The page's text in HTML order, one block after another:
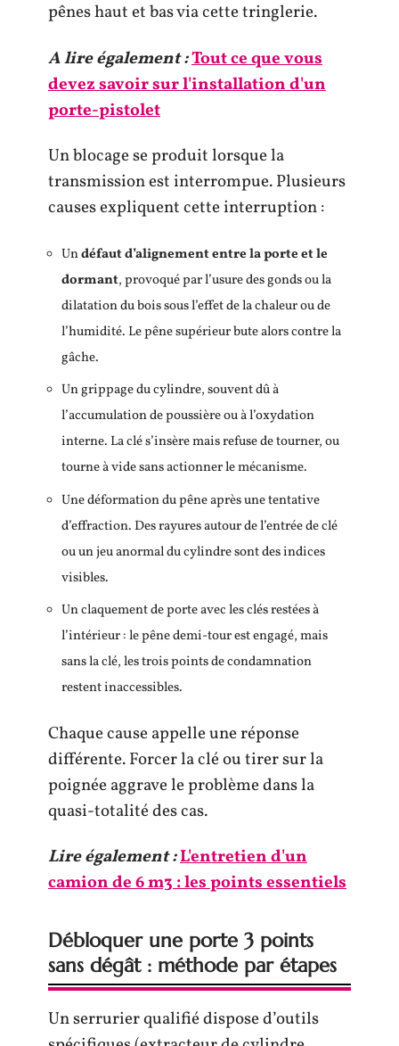
pênes haut et bas via cette tringlerie.
A lire également :Tout ce que vous
devez savoir sur l'installation d'un
porte-pistolet
Un blocage se produit lorsque la
transmission est interrompue. Plusieurs
causes expliquent cette interruption :
Undéfaut d’alignement entre la porte et le
dormant, provoqué par l’usure des gonds ou la
dilatation du bois sous l’effet de la chaleur ou de
l’humidité. Le pêne supérieur bute alors contre la
gâche.
Un grippage du cylindre, souvent dû à
l’accumulation de poussière ou à l’oxydation
interne. La clé s’insère mais refuse de tourner, ou
tourne à vide sans actionner le mécanisme.
Une déformation du pêne après une tentative
d’effraction. Des rayures autour de l’entrée de clé
ou un jeu anormal du cylindre sont des indices
visibles.
Un claquement de porte avec les clés restées à
l’intérieur : le pêne demi-tour est engagé, mais
sans la clé, les trois points de condamnation
restent inaccessibles.
Chaque cause appelle une réponse
différente. Forcer la clé ou tirer sur la
poignée aggrave le problème dans la
quasi-totalité des cas.
Lire également :L'entretien d'un
camion de 6 m3 : les points essentiels
Débloquer une porte 3 points
sans dégât : méthode par étapes
Un serrurier qualifié dispose d’outils